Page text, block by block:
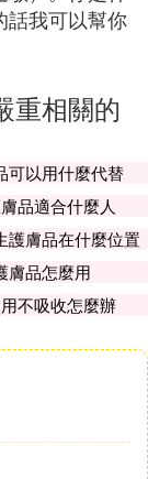
話我可以幫你
重相關的
可以用什麼代替
品適合什麼人
護膚品在什麼位置
膚品怎麼用
不吸收怎麼辦